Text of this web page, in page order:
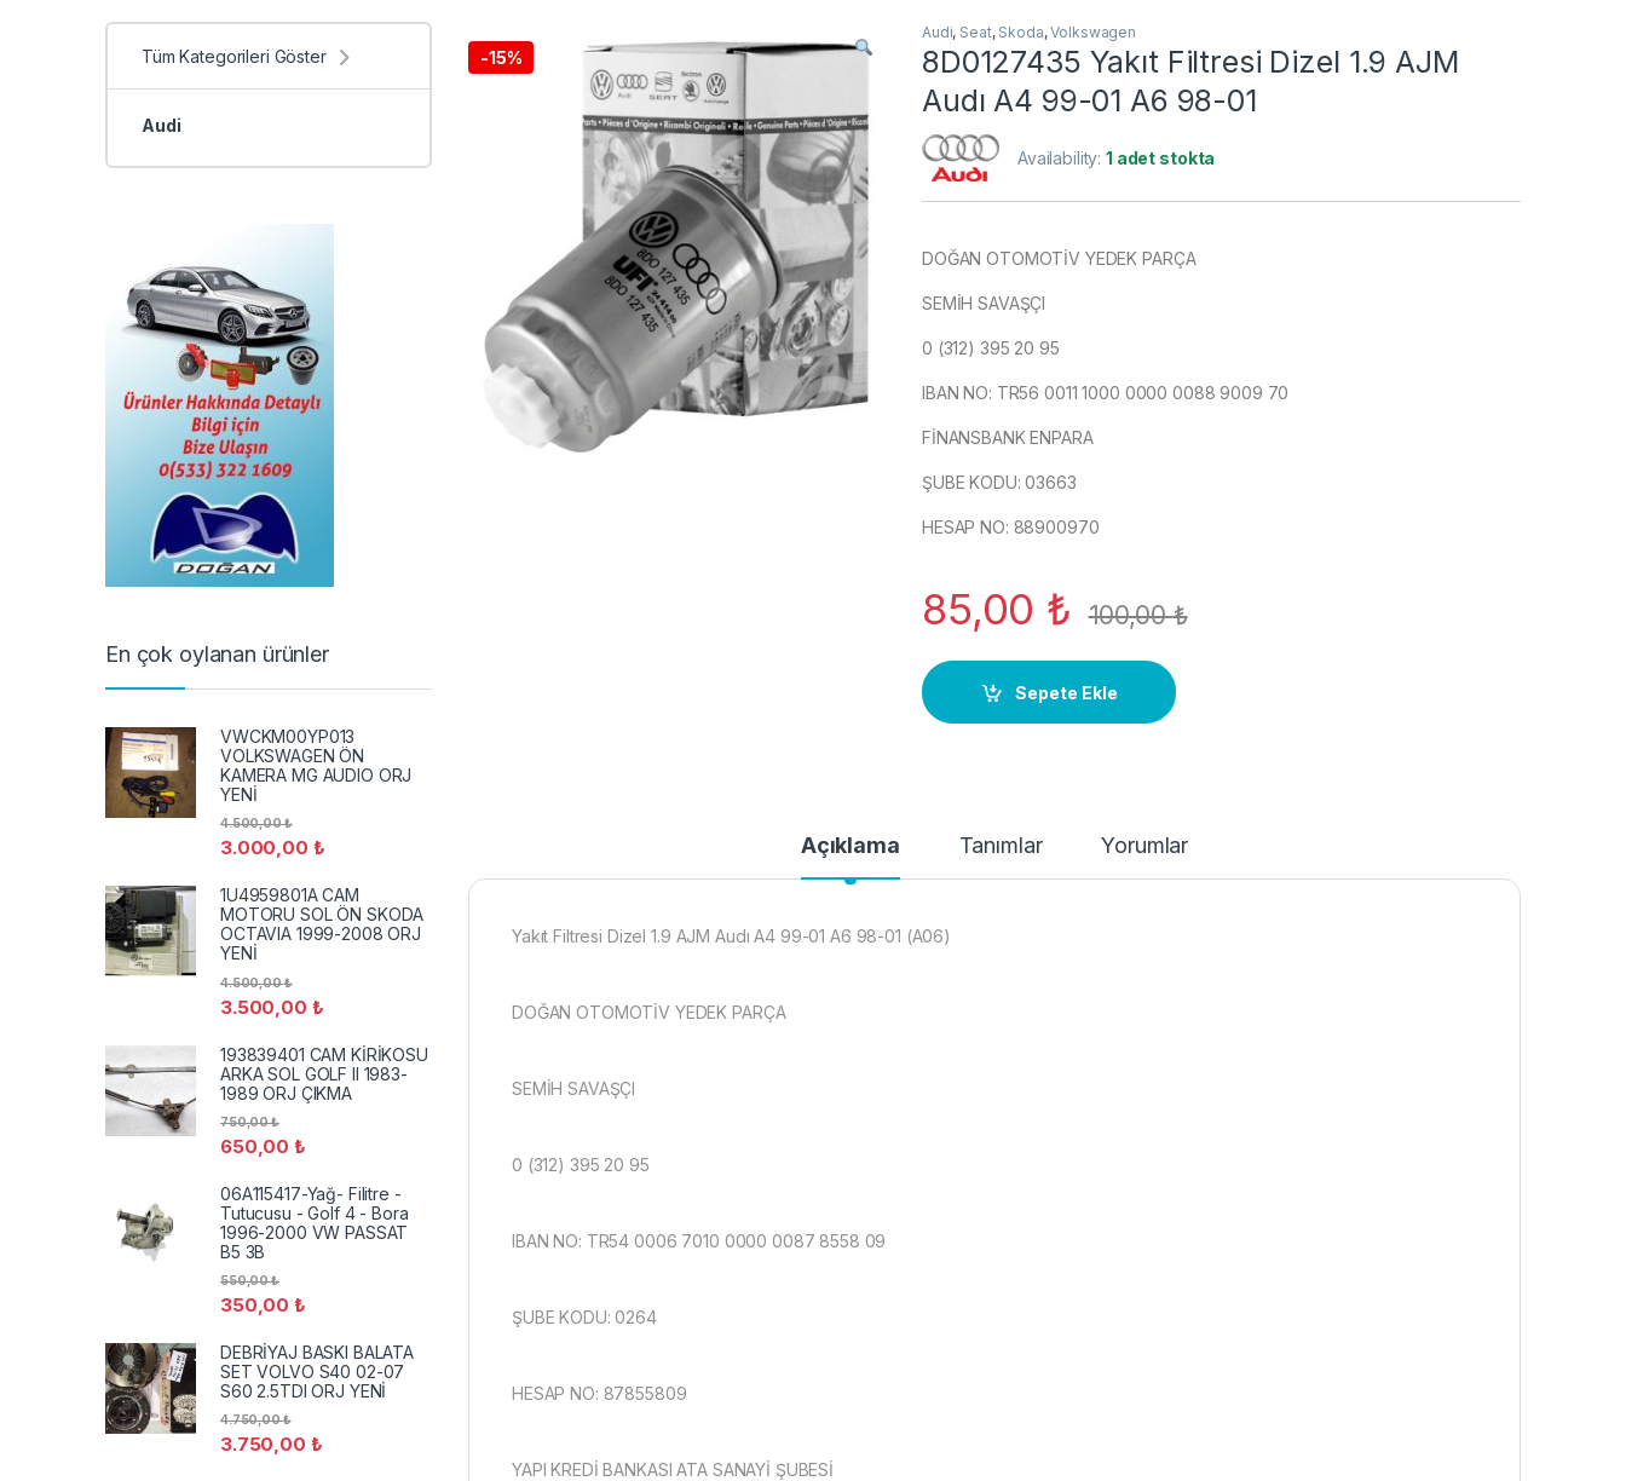
-15%
Audi, Seat, Skoda,Volkswagen
8D0127435 Yakıt Filtresi Dizel 1.9 AJM
Audı A4 99-01 A6 98-01
Availability:1 adet stokta
DOĞAN OTOMOTİV YEDEK PARÇA
SEMİH SAVAŞÇI
0 (312) 395 20 95
IBAN NO: TR56 0011 1000 0000 0088 9009 70
FİNANSBANK ENPARA
ŞUBE KODU: 03663
HESAP NO: 88900970
85,00 ₺ 100,00₺
Sepete Ekle
Açıklama Tanımlar Yorumlar
Yakıt Filtresi Dizel 1.9 AJM Audı A4 99-01 A6 98-01 (A06)
DOĞAN OTOMOTİV YEDEK PARÇA
SEMİH SAVAŞÇI
0 (312) 395 20 95
IBAN NO: TR54 0006 7010 0000 0087 8558 09
ŞUBE KODU: 0264
HESAP NO: 87855809
YAPI KREDİ BANKASI ATA SANAYİ ŞUBESİ
Tüm Kategorileri Göster
Audi
En çok oylanan ürünler
VWCKM00YP013
VOLKSWAGEN ÖN
KAMERA MG AUDIO ORJ
YENİ
3.000,00 ₺
4.500,00₺
1U4959801A CAM
MOTORU SOL ÖN SKODA
OCTAVIA 1999-2008 ORJ
YENİ
3.500,00 ₺
4.500,00₺
193839401 CAM KİRİKOSU
ARKA SOL GOLF II 1983-
1989 ORJ ÇIKMA
650,00₺
750,00₺
06A115417-Yağ- Filitre -
Tutucusu - Golf 4 - Bora
1996-2000 VW PASSAT
B5 3B
350,00₺
550,00₺
DEBRİYAJ BASKI BALATA
SET VOLVO S40 02-07
S60 2.5TDI ORJ YENİ
3.750,00 ₺
4.750,00₺